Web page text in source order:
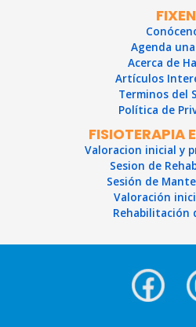
FIXEN
Agenda
Acerca de
Artículos
Terminos del
Política de
FISIOTERAPIA
Valoracion inicial y
Sesion de
Sesión de
Valoración
Rehabilitación